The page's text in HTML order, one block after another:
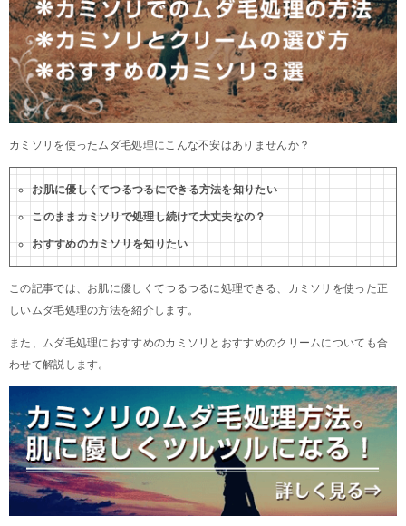
カミソリを使ったムダ毛処理にこんな不安はありませんか？
お肌に優しくてつるつるにできる方法を知りたい
このままカミソリで処理し続けて大丈夫なの？
おすすめのカミソリを知りたい
この記事では、お肌に優しくてつるつるに処理できる、カミソリを使った正
しいムダ毛処理の方法を紹介します。
また、ムダ毛処理におすすめのカミソリとおすすめのクリームについても合
わせて解説します。